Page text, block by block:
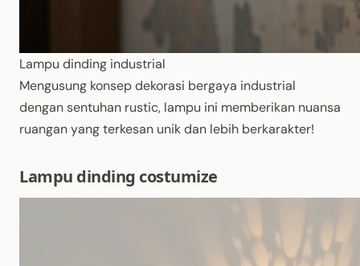
Lampu dinding industrial
Mengusung konsep dekorasi bergaya industrial
dengan sentuhan rustic, lampu ini memberikan nuansa
ruangan yang terkesan unik dan lebih berkarakter!
Lampu dinding costumize